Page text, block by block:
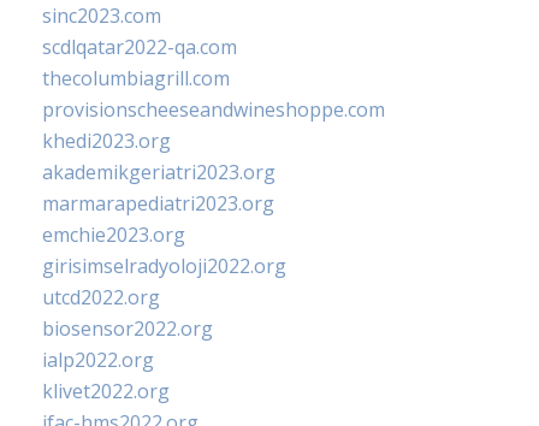
sinc2023.com
scdlqatar2022-qa.com
thecolumbiagrill.com
provisionscheeseandwineshoppe.com
khedi2023.org
akademikgeriatri2023.org
marmarapediatri2023.org
emchie2023.org
girisimselradyoloji2022.org
utcd2022.org
biosensor2022.org
ialp2022.org
klivet2022.org